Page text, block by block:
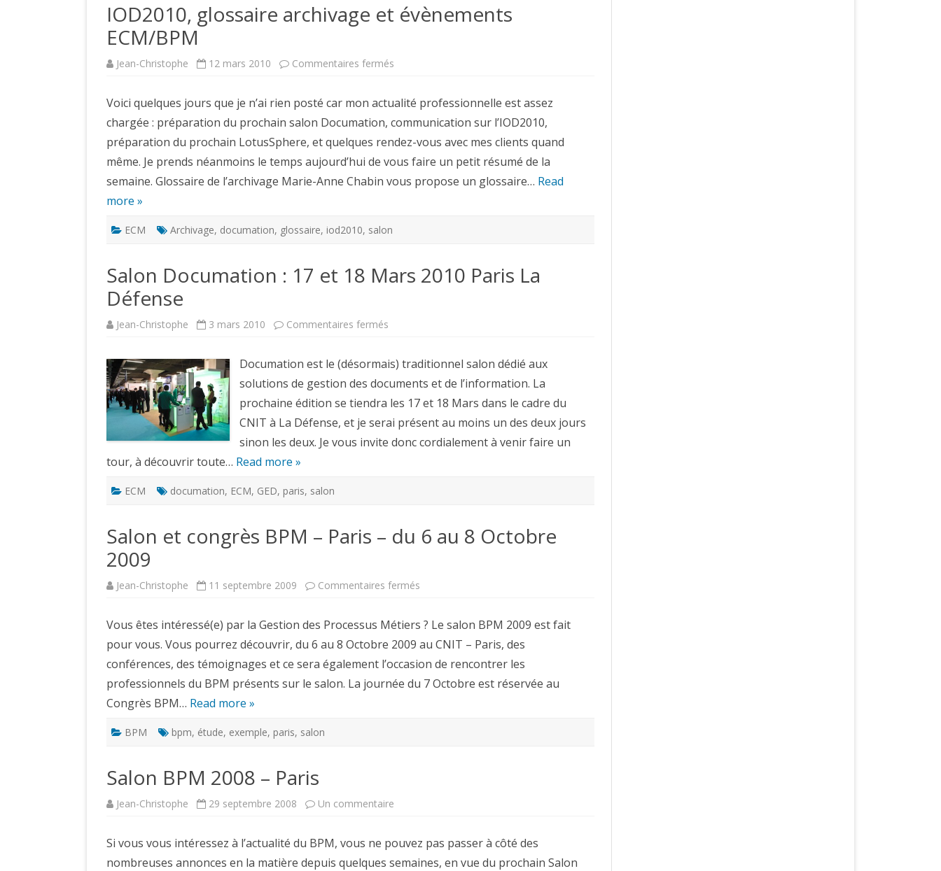
IOD2010, glossaire archivage et évènements
ECM/BPM
Jean-Christophe 12 mars 2010 Commentaires fermés
et
évènements
ECM/BPM
Voici quelques jours que je n’ai rien posté car mon actualité professionnelle est assez
chargée : préparation du prochain salon Documation, communication sur l’IOD2010,
préparation du prochain LotusSphere, et quelques rendez-vous avec mes clients quand
même. Je prends néanmoins le temps aujourd’hui de vous faire un petit résumé de la
semaine. Glossaire de l’archivage Marie-Anne Chabin vous propose un glossaire… Read
more »
ECM Archivage, documation, glossaire, iod2010, salon
Salon Documation : 17 et 18 Mars 2010 Paris La
Défense
Jean-Christophe 3 mars 2010 Commentaires fermés
17
et
18
Mars
2010
Paris
La
Défense
Documation est le (désormais) traditionnel salon dédié aux
solutions de gestion des documents et de l’information. La
prochaine édition se tiendra les 17 et 18 Mars dans le cadre du
CNIT à La Défense, et je serai présent au moins un des deux jours
sinon les deux. Je vous invite donc cordialement à venir faire un
tour, à découvrir toute… Read more »
ECM documation, ECM, GED, paris, salon
Salon et congrès BPM – Paris – du 6 au 8 Octobre
2009
Jean-Christophe 11 septembre 2009 Commentaires fermés
BPM
–
Paris
–
du
6
au
8
Vous êtes intéressé(e) par la Gestion des Processus Métiers ? Le salon BPM 2009 est fait
pour vous. Vous pourrez découvrir, du 6 au 8 Octobre 2009 au CNIT – Paris, des
conférences, des témoignages et ce sera également l’occasion de rencontrer les
professionnels du BPM présents sur le salon. La journée du 7 Octobre est réservée au
Congrès BPM… Read more »
BPM bpm, étude, exemple, paris, salon
Salon BPM 2008 – Paris
Jean-Christophe 29 septembre 2008 Un commentaire
–
Paris
Si vous vous intéressez à l’actualité du BPM, vous ne pouvez pas passer à côté des
nombreuses annonces en la matière depuis quelques semaines, en vue du prochain Salon